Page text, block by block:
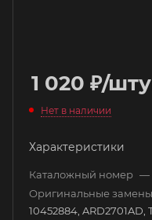
1 020 ₽/
Нет в наличии
Характеристики
Каталожный номер —
Оригинальные замены
10452884, ARD2701AD,